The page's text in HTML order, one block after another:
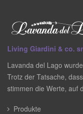
Living Giardini & co.
Lavanda del Lago
Trotz der Tatsache,
stimmen die Werte, auf
Produkte